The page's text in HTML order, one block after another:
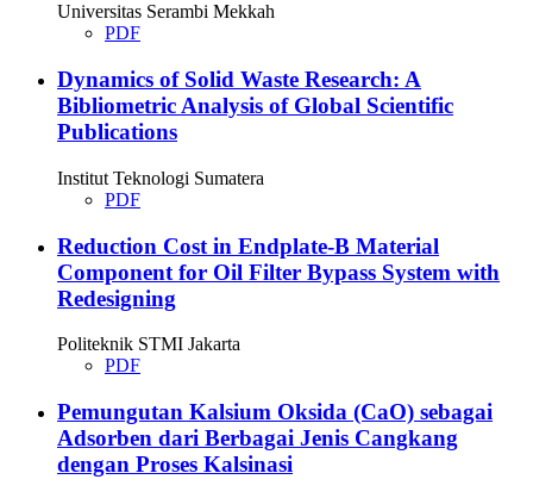
Universitas Serambi Mekkah
PDF
Dynamics of Solid Waste Research: A
Bibliometric Analysis of Global Scientific
Publications
Institut Teknologi Sumatera
PDF
Reduction Cost in Endplate-B Material
Component for Oil Filter Bypass System with
Redesigning
Politeknik STMI Jakarta
PDF
Pemungutan Kalsium Oksida (CaO) sebagai
Adsorben dari Berbagai Jenis Cangkang
dengan Proses Kalsinasi